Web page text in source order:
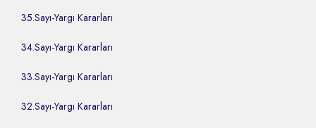
35.Sayı-Yargı Kararları
34.Sayı-Yargı Kararları
33.Sayı-Yargı Kararları
32.Sayı-Yargı Kararları